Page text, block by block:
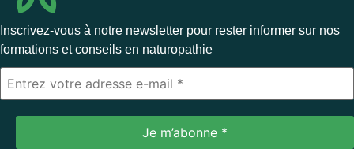
Inscrivez-vous à notre newsletter pour rester informer sur nos
formations et conseils en naturopathie